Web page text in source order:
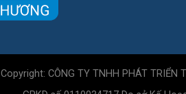
Copyright: CÔNG TY TNHH PHÁT TRIỂN